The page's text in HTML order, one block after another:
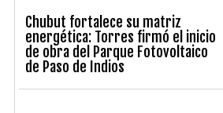
Chubut fortalece su matriz
energética: Torres firmó el inicio
de obra del Parque Fotovoltaico
de Paso de Indios